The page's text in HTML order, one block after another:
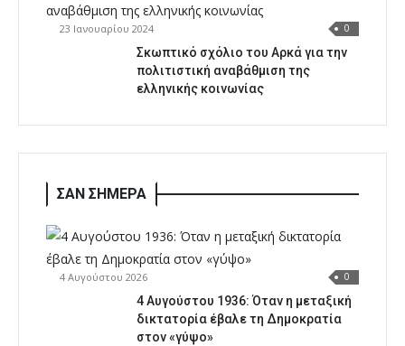
23 Ιανουαρίου 2024 0
Σκωπτικό σχόλιο του Αρκά για την
πολιτιστική αναβάθμιση της
ελληνικής κοινωνίας
ΣΑΝ ΣΗΜΕΡΑ
4 Αυγούστου 2026 0
4 Αυγούστου 1936: Όταν η μεταξική
δικτατορία έβαλε τη Δημοκρατία
στον «γύψο»